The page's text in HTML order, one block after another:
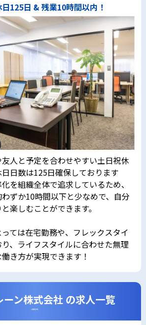
日125日 & 残業10時間以内！
人と予定を合わせやすい土日祝休
日数は125日確保しております
を組織全体で追求しているため、
ずか10時間以下と少なめで、自分
楽しむことができます。
ては在宅勤務や、フレックスタイ
、ライフスタイルに合わせた無理
き方が実現できます！
ーン株式会社 の求人一覧
CAREERS